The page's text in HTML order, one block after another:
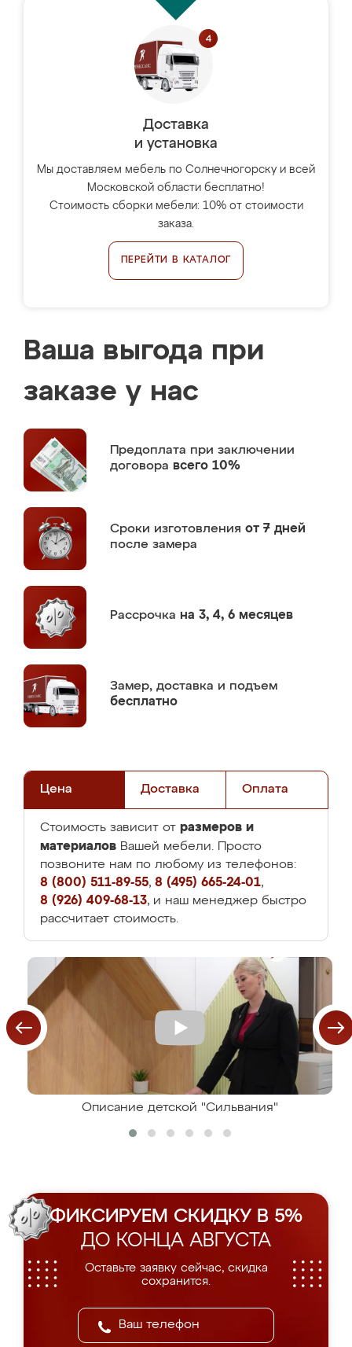
Доставка
и установка
Мы доставляем мебель по Солнечногорску и всей
Московской области бесплатно!
Стоимость сборки мебели: 10% от стоимости
заказа.
ПЕРЕЙТИ В КАТАЛОГ
Ваша выгода при
заказе у нас
Предоплата при заключении
договора всего 10%
Сроки изготовления от 7 дней
после замера
Рассрочка на 3, 4, 6 месяцев
Замер, доставка и подъем
бесплатно
Цена Доставка Оплата
Стоимость зависит от размеров и
материалов Вашей мебели. Просто
позвоните нам по любому из телефонов:
8 (800) 511-89-55, 8 (495) 665-24-01,
8 (926) 409-68-13, и наш менеджер быстро
рассчитает стоимость.
Описание детской "Сильвания"
ФИКСИРУЕМ СКИДКУ В 5%
ДО КОНЦА АВГУСТА
Оставьте заявку сейчас, скидка
сохранится.